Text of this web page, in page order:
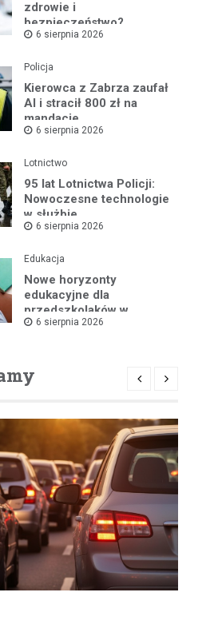
zdrowie i
bezpieczeństwo?
6 sierpnia 2026
Policja
Kierowca z Zabrza zaufał
AI i stracił 800 zł na
mandacie
6 sierpnia 2026
Lotnictwo
95 lat Lotnictwa Policji:
Nowoczesne technologie
w służbie
bezpieczeństwa
6 sierpnia 2026
Edukacja
Nowe horyzonty
edukacyjne dla
przedszkolaków w
Publicznym Przedszkolu
6 sierpnia 2026